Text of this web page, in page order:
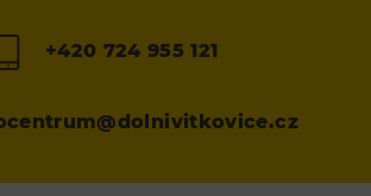
+420 724 955 121